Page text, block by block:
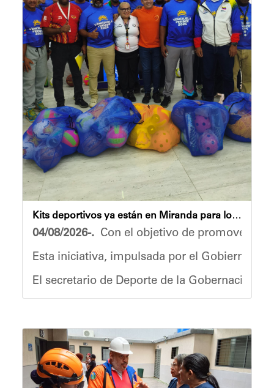
Kits deportivos ya están en Miranda para los Juegos “Venezuela Renace 2026”
04/08/2026-. Con el objetivo de promover la
Esta iniciativa, impulsada por el Gobierno
El secretario de Deporte de la Gobernación
Los Juegos Deportivos "Venezuela Renace
Volleyball
Kickingball
Béisbol 5